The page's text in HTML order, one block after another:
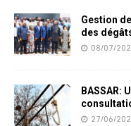
Gestion
des
08/07/
BASSAR:
27/06/